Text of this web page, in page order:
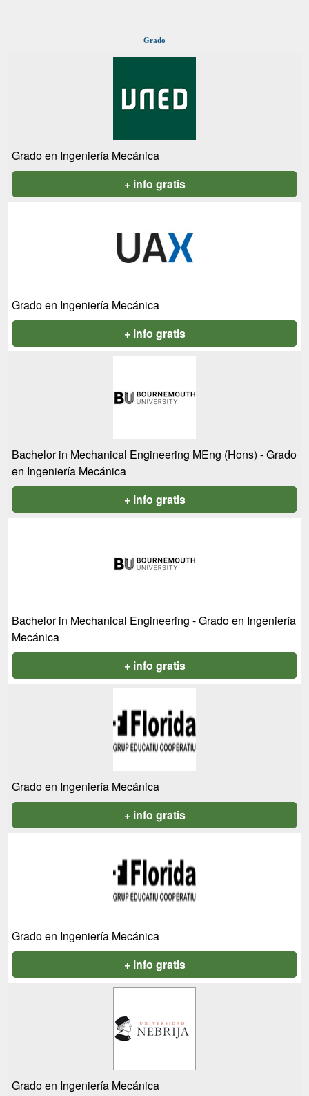
Grado
Grado en Ingeniería Mecánica
+ info gratis
Grado en Ingeniería Mecánica
+ info gratis
Bachelor in Mechanical Engineering MEng (Hons) - Grado
en Ingeniería Mecánica
+ info gratis
Bachelor in Mechanical Engineering - Grado en Ingeniería
Mecánica
+ info gratis
Grado en Ingeniería Mecánica
+ info gratis
Grado en Ingeniería Mecánica
+ info gratis
Grado en Ingeniería Mecánica